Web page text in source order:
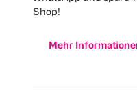
Shop!
Mehr